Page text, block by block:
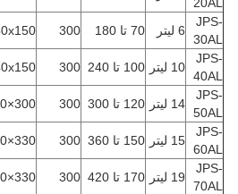
JPS-
30AL
6 لیتر 70 تا 180 300
JPS-
40AL
10 لیتر 100 تا 240 300
JPS-
50AL
14 لیتر 120 تا 300 300
300×240×200
JPS-
60AL
15 لیتر 150 تا 360 300
330×300×150
JPS-
70AL
19 لیتر 170 تا 420 300
330×300×200